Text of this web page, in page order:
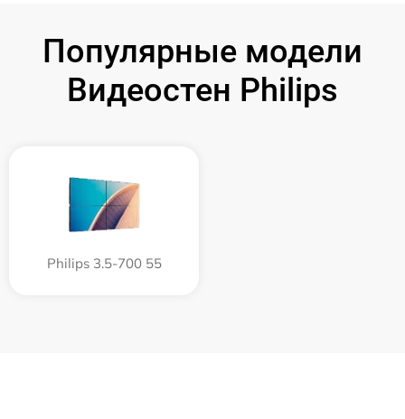
Популярные модели
Видеостен Philips
Philips 3.5-700 55